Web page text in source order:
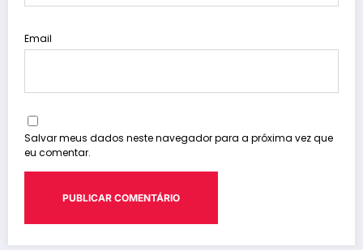
Email
Salvar meus dados neste navegador para a próxima vez que
eu comentar.